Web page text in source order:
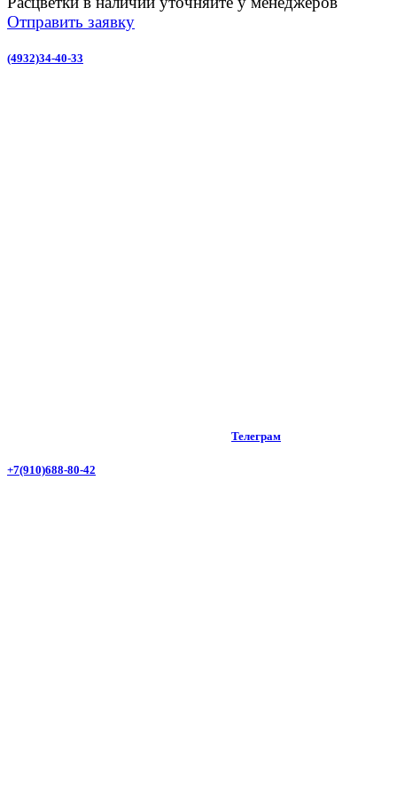
Отправить заявку
(4932)34-40-33
Телеграм
+7(910)688-80-42